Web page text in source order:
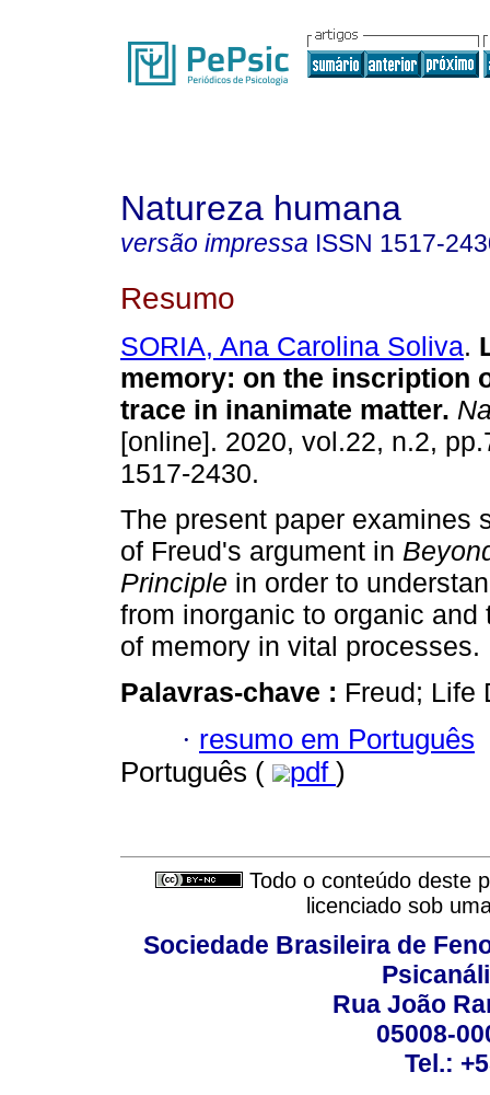
Natureza humana
versão impressa ISSN 1517-
Resumo
SORIA, Ana Carolina Soliva.
memory: on the inscription
trace in inanimate matter.
[online]. 2020, vol.22, n.2,
1517-2430.
The present paper examines
of Freud's argument in
Principle in order to
from inorganic to organic and
of memory in vital processes.
Palavras-chave : Freud; Life
· resumo em Português
Português (
pdf )
Todo o conteúdo deste
licenciado sob
Sociedade Brasileira de
Rua João
05008-
Tel.: